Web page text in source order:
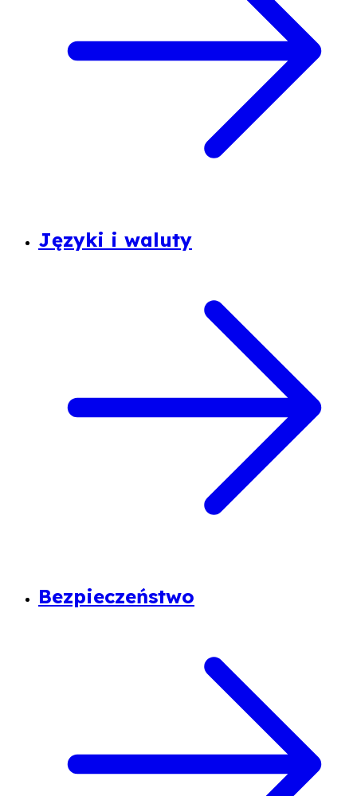
Języki i waluty
Bezpieczeństwo